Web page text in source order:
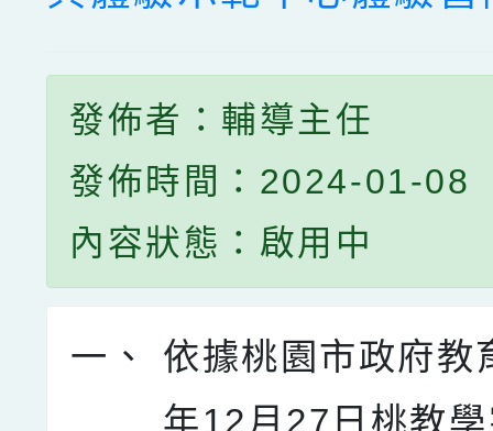
發佈者：輔導主任
發佈時間：2024-01-08
內容狀態：啟用中
一、
依據桃園市政府教
年12月27日桃教